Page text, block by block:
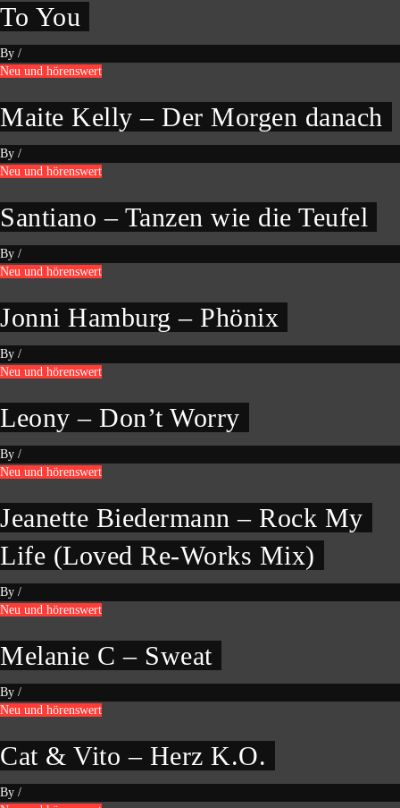
To You
By /
Neu und hörenswert
Maite Kelly – Der Morgen danach
By /
Neu und hörenswert
Santiano – Tanzen wie die Teufel
By /
Neu und hörenswert
Jonni Hamburg – Phönix
By /
Neu und hörenswert
Leony – Don’t Worry
By /
Neu und hörenswert
Jeanette Biedermann – Rock My
Life (Loved Re-Works Mix)
By /
Neu und hörenswert
Melanie C – Sweat
By /
Neu und hörenswert
Cat & Vito – Herz K.O.
By /